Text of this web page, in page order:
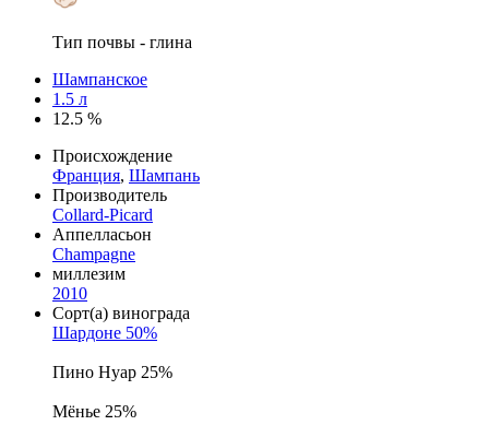
Тип почвы - глина
Шампанское
1.5 л
12.5 %
Происхождение
Франция, Шампань
Производитель
Collard-Picard
Аппелласьон
Champagne
миллезим
2010
Сорт(а) винограда
Шардоне 50%
Пино Нуар 25%
Мёнье 25%